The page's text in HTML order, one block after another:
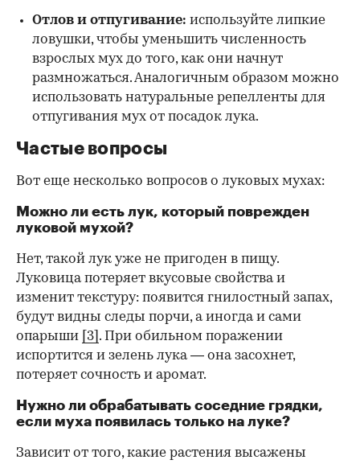
Отлов и отпугивание: используйте липкие
ловушки, чтобы уменьшить численность
взрослых мух до того, как они начнут
размножаться. Аналогичным образом можно
использовать натуральные репелленты для
отпугивания мух от посадок лука.
Частые вопросы
Вот еще несколько вопросов о луковых мухах:
Можно ли есть лук, который поврежден
луковой мухой?
Нет, такой лук уже не пригоден в пищу.
Луковица потеряет вкусовые свойства и
изменит текстуру: появится гнилостный запах,
будут видны следы порчи, а иногда и сами
опарыши
[3] . При обильном поражении
испортится и зелень лука — она засохнет,
потеряет сочность и аромат.
Нужно ли обрабатывать соседние грядки,
если муха появилась только на луке?
Зависит от того, какие растения высажены